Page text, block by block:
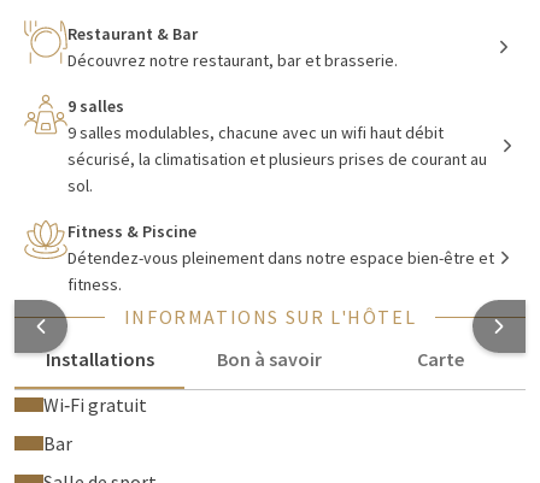
Équipements de l'Hôtel Mons
Souhaitez-vous être actif pendant vos vacances ? L'hôtel
Mons dispose d'une salle de fitness accessible 24 heures sur 24
course et un vélo d'appartement. Après votre séance
d'entraînement, vous pourrez vous détendre dans lecentre de
bien-êtreinstallez-vous dans le sauna pour détendre vos
muscles. Ensuite, vous pouvez également profiter du
hammam. Si vous souhaitez rendre votre expérience de
pour vous relaxer pleinement.
Restaurant & Bar
Découvrez notre restaurant, bar et brasserie.
9 salles
9 salles modulables, chacune avec un wifi haut débit
sécurisé, la climatisation et plusieurs prises de courant au
sol.
Fitness & Piscine
Détendez-vous pleinement dans notre espace bien-être et
fitness.
INFORMATIONS SUR L'HÔTEL
Installations
Bon à savoir
Carte
Wi‑Fi gratuit
Bar